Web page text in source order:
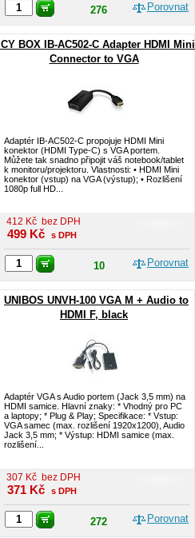
Porovnat
276
ICY BOX IB-AC502-C Adapter HDMI Mini
Connector to VGA
Adaptér IB-AC502-C propojuje HDMI Mini
konektor (HDMI Type-C) s VGA portem.
Můžete tak snadno připojit váš notebook/tablet
k monitoru/projektoru. Vlastnosti: • HDMI Mini
konektor (vstup) na VGA (výstup); • Rozlišení
1080p full HD...
412 Kč bez DPH
499 Kč s DPH
Porovnat
10
UNIBOS UNVH-100 VGA M + Audio to
HDMI F, black
Adaptér VGA s Audio portem (Jack 3,5 mm) na
HDMI samice. Hlavní znaky: * Vhodný pro PC
a laptopy; * Plug & Play; Specifikace: * Vstup:
VGA samec (max. rozlišení 1920x1200), Audio
Jack 3,5 mm; * Výstup: HDMI samice (max.
rozlišení...
307 Kč bez DPH
371 Kč s DPH
Porovnat
272